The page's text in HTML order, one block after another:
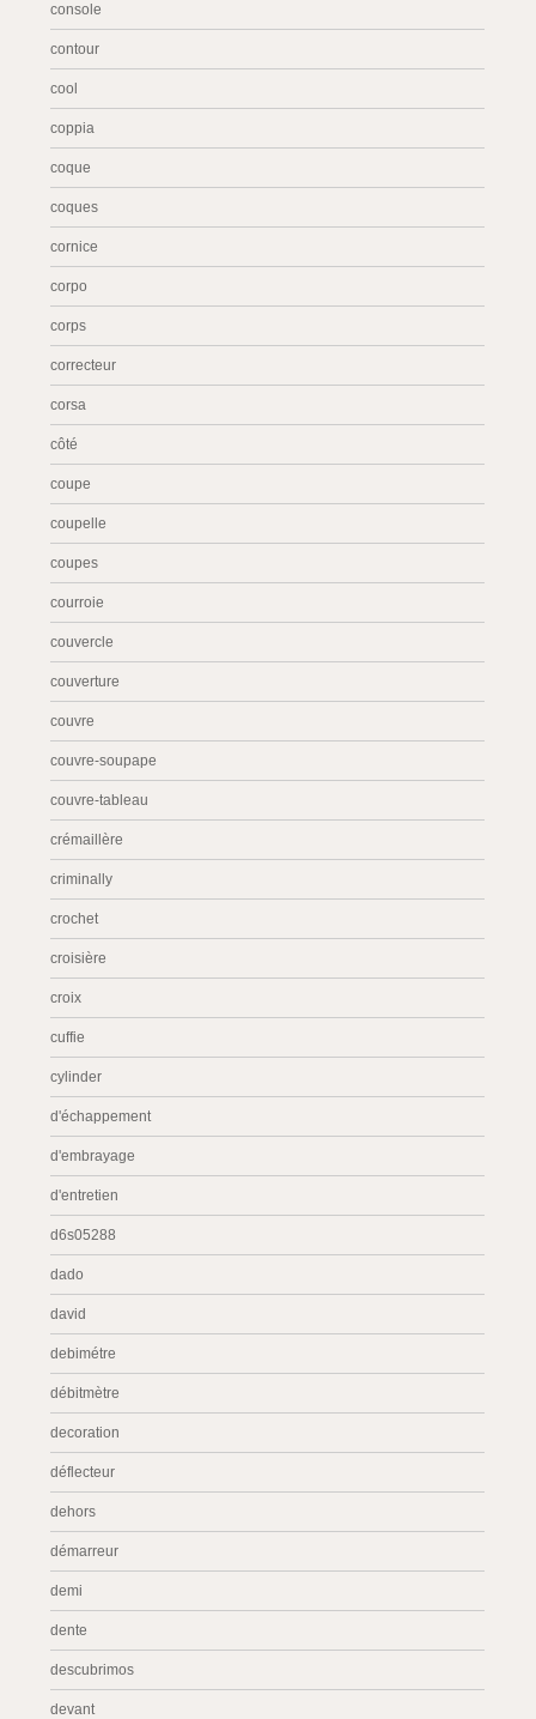
console
contour
cool
coppia
coque
coques
cornice
corpo
corps
correcteur
corsa
côté
coupe
coupelle
coupes
courroie
couvercle
couverture
couvre
couvre-soupape
couvre-tableau
crémaillère
criminally
crochet
croisière
croix
cuffie
cylinder
d'échappement
d'embrayage
d'entretien
d6s05288
dado
david
debimétre
débitmètre
decoration
déflecteur
dehors
démarreur
demi
dente
descubrimos
devant